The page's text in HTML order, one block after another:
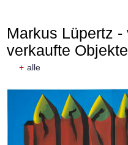
Markus Lüpertz
verkaufte Objekte
+ alle